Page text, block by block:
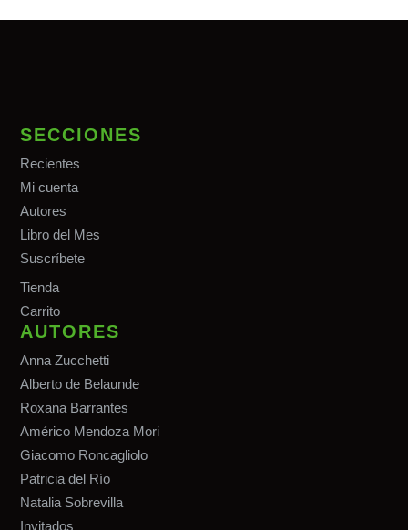
SECCIONES
Recientes
Mi cuenta
Autores
Libro del Mes
Suscríbete
Tienda
Carrito
AUTORES
Anna Zucchetti
Alberto de Belaunde
Roxana Barrantes
Américo Mendoza Mori
Giacomo Roncagliolo
Patricia del Río
Natalia Sobrevilla
Invitados